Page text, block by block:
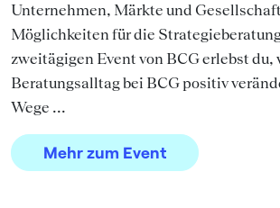
Unternehmen, Märkte und
Möglichkeiten für die
zweitägigen Event von BCG erlebst du,
Beratungsalltag bei BCG positiv
Wege ...
Mehr zum Event